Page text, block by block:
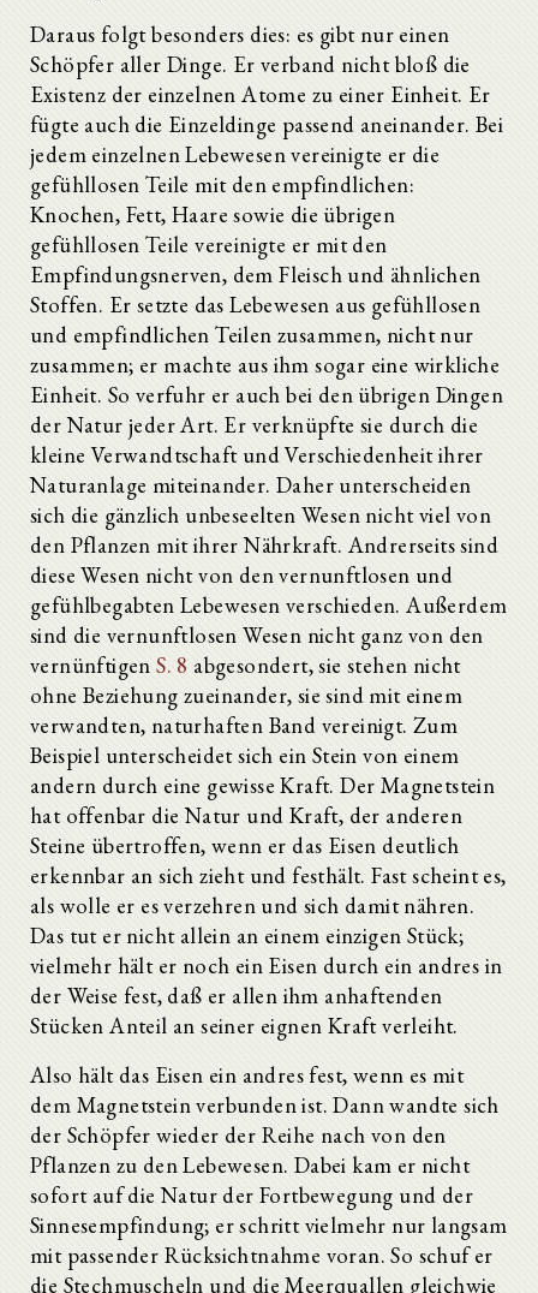
Daraus folgt besonders dies: es gibt nur einen
Schöpfer aller Dinge. Er verband nicht bloß die
Existenz der einzelnen Atome zu einer Einheit. Er
fügte auch die Einzeldinge passend aneinander. Bei
jedem einzelnen Lebewesen vereinigte er die
gefühllosen Teile mit den empfindlichen:
Knochen, Fett, Haare sowie die übrigen
gefühllosen Teile vereinigte er mit den
Empfindungsnerven, dem Fleisch und ähnlichen
Stoffen. Er setzte das Lebewesen aus gefühllosen
und empfindlichen Teilen zusammen, nicht nur
zusammen; er machte aus ihm sogar eine wirkliche
Einheit. So verfuhr er auch bei den übrigen Dingen
der Natur jeder Art. Er verknüpfte sie durch die
kleine Verwandtschaft und Verschiedenheit ihrer
Naturanlage miteinander. Daher unterscheiden
sich die gänzlich unbeseelten Wesen nicht viel von
den Pflanzen mit ihrer Nährkraft. Andrerseits sind
diese Wesen nicht von den vernunftlosen und
gefühlbegabten Lebewesen verschieden. Außerdem
sind die vernunftlosen Wesen nicht ganz von den
vernünftigenS. 8 abgesondert, sie stehen nicht
ohne Beziehung zueinander, sie sind mit einem
verwandten, naturhaften Band vereinigt. Zum
Beispiel unterscheidet sich ein Stein von einem
andern durch eine gewisse Kraft. Der Magnetstein
hat offenbar die Natur und Kraft, der anderen
Steine übertroffen, wenn er das Eisen deutlich
erkennbar an sich zieht und festhält. Fast scheint es,
als wolle er es verzehren und sich damit nähren.
Das tut er nicht allein an einem einzigen Stück;
vielmehr hält er noch ein Eisen durch ein andres in
der Weise fest, daß er allen ihm anhaftenden
Stücken Anteil an seiner eignen Kraft verleiht.
Also hält das Eisen ein andres fest, wenn es mit
dem Magnetstein verbunden ist. Dann wandte sich
der Schöpfer wieder der Reihe nach von den
Pflanzen zu den Lebewesen. Dabei kam er nicht
sofort auf die Natur der Fortbewegung und der
Sinnesempfindung; er schritt vielmehr nur langsam
mit passender Rücksichtnahme voran. So schuf er
die Stechmuscheln und die Meerquallen gleichwie